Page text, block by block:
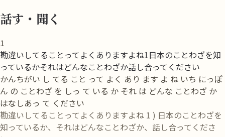
話す・聞く
1
勘違いしてることってよくありますよね1日本のことわざを知
っているかそれはどんなことわざか話し合ってください
かんちがい し てる こと って よく あり ます よ ね いち にっぽ
ん の ことわざ を しっ て いる か それ は どんな ことわざ か
はなしあっ て ください
勘違いしてることってよくありますよね 1 ) 日本のことわざを
知っているか、それはどんなことわざか、話し合ってくださ